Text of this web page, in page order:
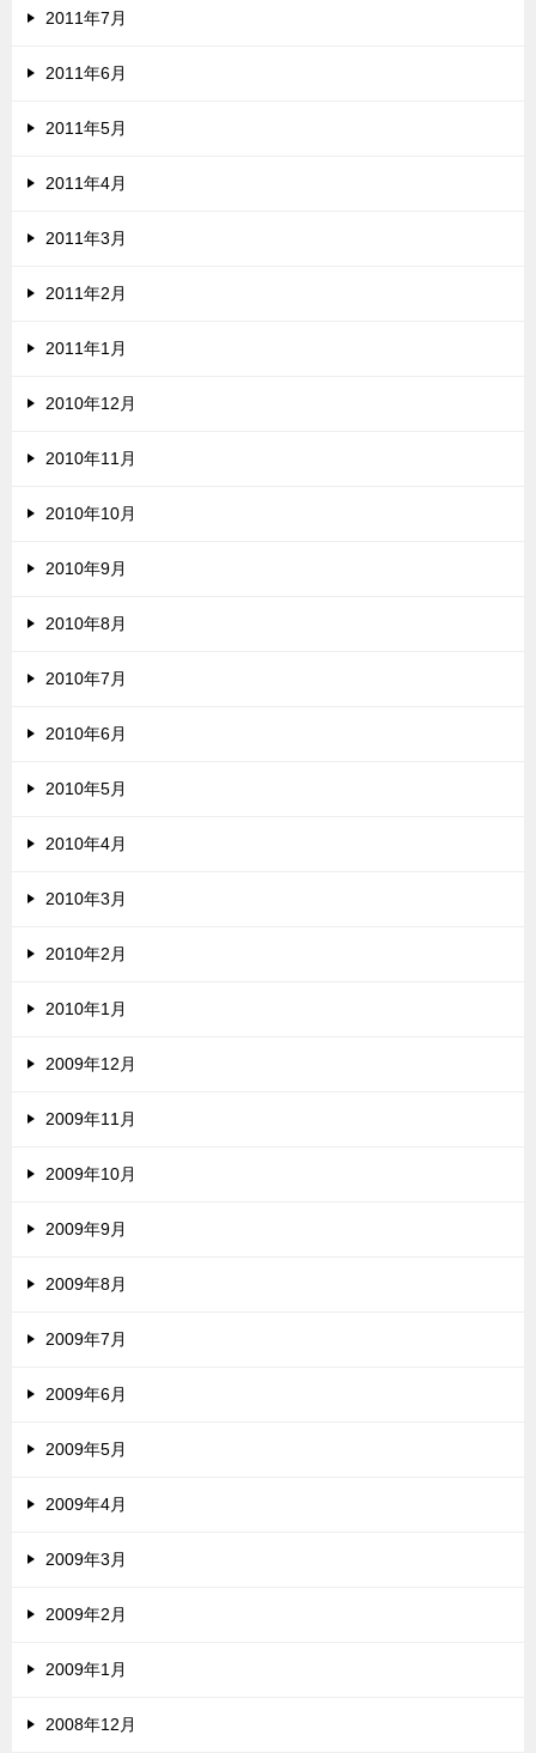
2011年7月
2011年6月
2011年5月
2011年4月
2011年3月
2011年2月
2011年1月
2010年12月
2010年11月
2010年10月
2010年9月
2010年8月
2010年7月
2010年6月
2010年5月
2010年4月
2010年3月
2010年2月
2010年1月
2009年12月
2009年11月
2009年10月
2009年9月
2009年8月
2009年7月
2009年6月
2009年5月
2009年4月
2009年3月
2009年2月
2009年1月
2008年12月